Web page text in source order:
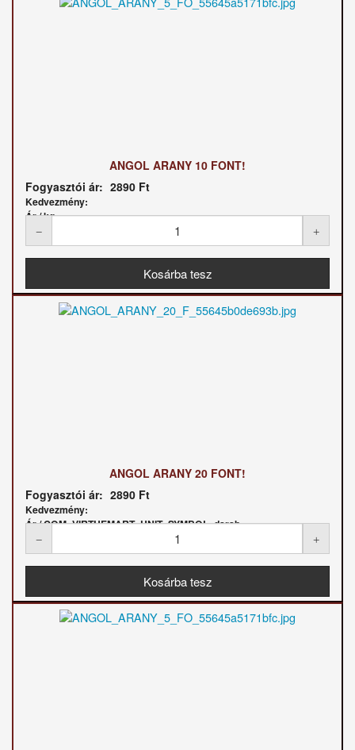
ANGOL ARANY 10 FONT!
Fogyasztói ár: 2890 Ft
Kedvezmény:
Ár / kg:
ANGOL ARANY 20 FONT!
Fogyasztói ár: 2890 Ft
Kedvezmény:
Ár / COM_VIRTUEMART_UNIT_SYMBOL_darab: